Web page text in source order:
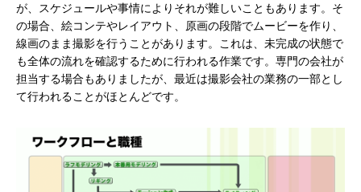
が、スケジュールや事情によりそれが難しいこともあります。そ
の場合、絵コンテやレイアウト、原画の段階でムービーを作り、
線画のまま撮影を行うことがあります。これは、未完成の状態で
も全体の流れを確認するために行われる作業です。専門の会社が
担当する場合もありましたが、最近は撮影会社の業務の一部とし
て行われることがほとんどです。